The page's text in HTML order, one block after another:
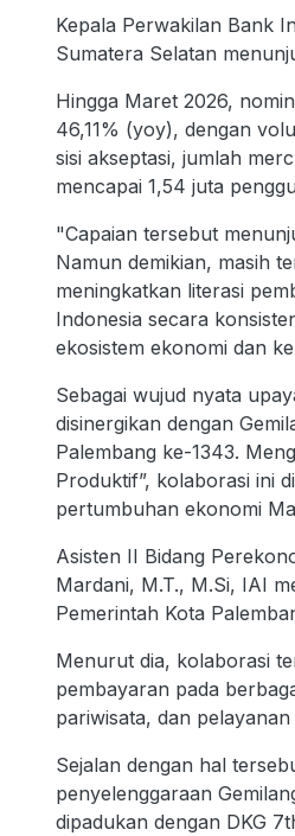
Kepala Perwakilan Bank
Sumatera Selatan
Hingga Maret 2026,
46,11% (yoy), dengan
sisi akseptasi, jumlah
mencapai 1,54 juta
"Capaian tersebut
Namun demikian, masih
meningkatkan literasi
Indonesia secara
ekosistem ekonomi dan
Sebagai wujud nyata
disinergikan dengan
Palembang ke-1343.
Produktif”, kolaborasi ini
pertumbuhan ekonomi
Asisten II Bidang
Mardani, M.T., M.Si, IAI
Pemerintah Kota
Menurut dia, kolaborasi
pembayaran pada
pariwisata, dan
Sejalan dengan hal
penyelenggaraan
dipadukan dengan DKG